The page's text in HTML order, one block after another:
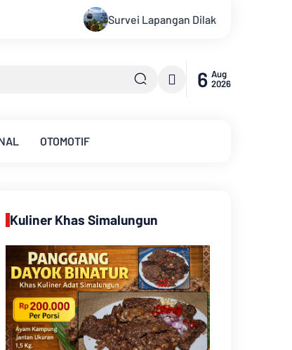
Proyek Cable Car Danau Toba Masih Terkendala
6 Aug
2026
OTOMOTIF
Kuliner Khas Simalungun